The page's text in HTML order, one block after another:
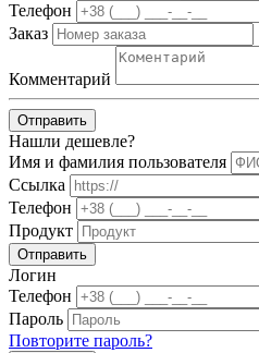
Телефон
Заказ
Комментарий
Отправить
Нашли дешевле?
Имя и фамилия пользователя
Ссылка
Телефон
Продукт
Отправить
Логин
Телефон
Пароль
Повторите пароль?